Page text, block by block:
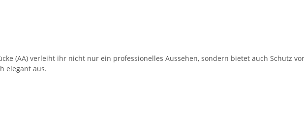
(AA) verleiht ihr nicht nur ein professionelles Aussehen, sondern bietet auch Schutz
elegant aus.